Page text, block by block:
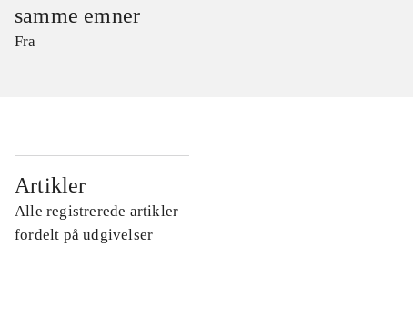
samme emner
Fra
Artikler
Alle registrerede artikler
fordelt på udgivelser